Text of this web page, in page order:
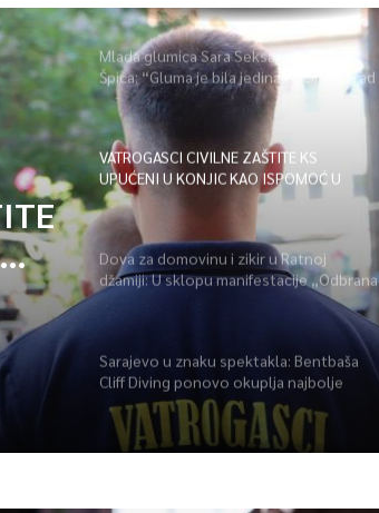
Mlada glumica Sara Seksan u emisiji
Špica: “Gluma je bila jedina opcija, uz rad
i disciplinu sve je moguće”
VATROGASCI CIVILNE ZAŠTITE KS
UPUĆENI U KONJIC KAO ISPOMOĆ U
GAŠENJU POŽARA
Dova za domovinu i zikir u Ratnoj
džamiji: U sklopu manifestacije „Odbrana
BiH – Igman 2026“ odana počast
Sarajevo u znaku spektakla: Bentbaša
Cliff Diving ponovo okuplja najbolje
skakače i vrhunsku zabavu